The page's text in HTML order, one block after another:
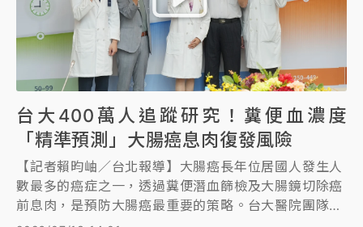
台大400萬人追蹤研究！糞便血濃度
「精準預測」大腸癌息肉復發風險
【記者賴昀岫／台北報導】大腸癌長年位居國人發生人
數最多的癌症之一，透過糞便潛血篩檢及大腸鏡切除癌
前息肉，是預防大腸癌最重要的策略。台大醫院團隊透